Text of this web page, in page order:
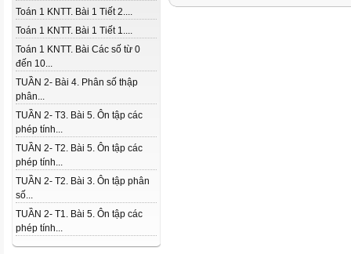
Toán 1 KNTT. Bài 1 Tiết 2....
Toán 1 KNTT. Bài 1 Tiết 1....
Toán 1 KNTT. Bài Các số từ 0
đến 10...
TUẦN 2- Bài 4. Phân số thập
phân...
TUẦN 2- T3. Bài 5. Ôn tập các
phép tính...
TUẦN 2- T2. Bài 5. Ôn tập các
phép tính...
TUẦN 2- T2. Bài 3. Ôn tập phân
số...
TUẦN 2- T1. Bài 5. Ôn tập các
phép tính...